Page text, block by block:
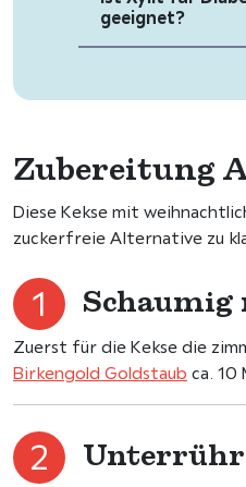
geeignet?
Zubereitung
Diese Kekse mit
zuckerfreie Alternative zu
Zuerst für die Kekse die
Birkengold Goldstaub ca. 10